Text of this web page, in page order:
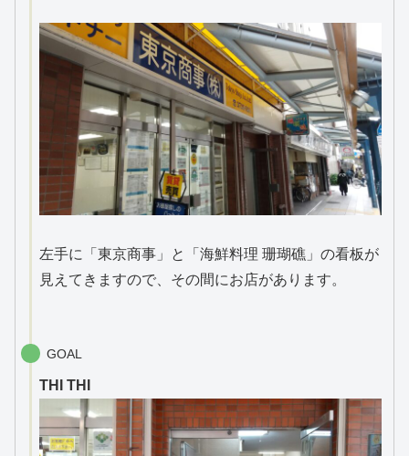
左手に「東京商事」と「海鮮料理 珊瑚礁」の看板が
見えてきますので、その間にお店があります。
GOAL
THI THI